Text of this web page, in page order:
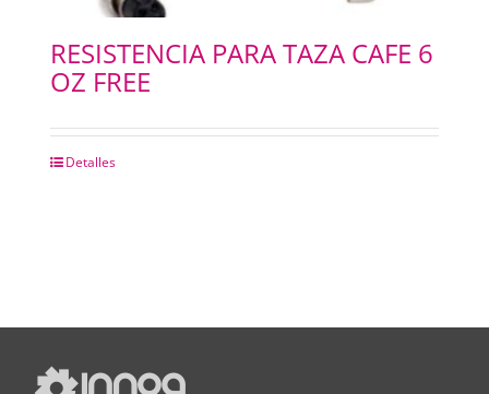
RESISTENCIA PARA TAZA CAFE 6
OZ FREE
Detalles